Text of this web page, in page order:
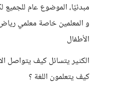
مبدئيًا، الموضوع عام
و المعلمين خاصة معلمي
الأطفال
الكثير يتسائل كيف يتواصل
كيف يتعلمون اللغة ؟